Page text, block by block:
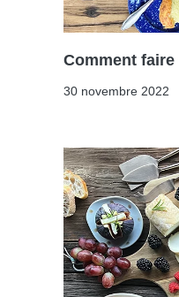
Comment
30 novembre 2022